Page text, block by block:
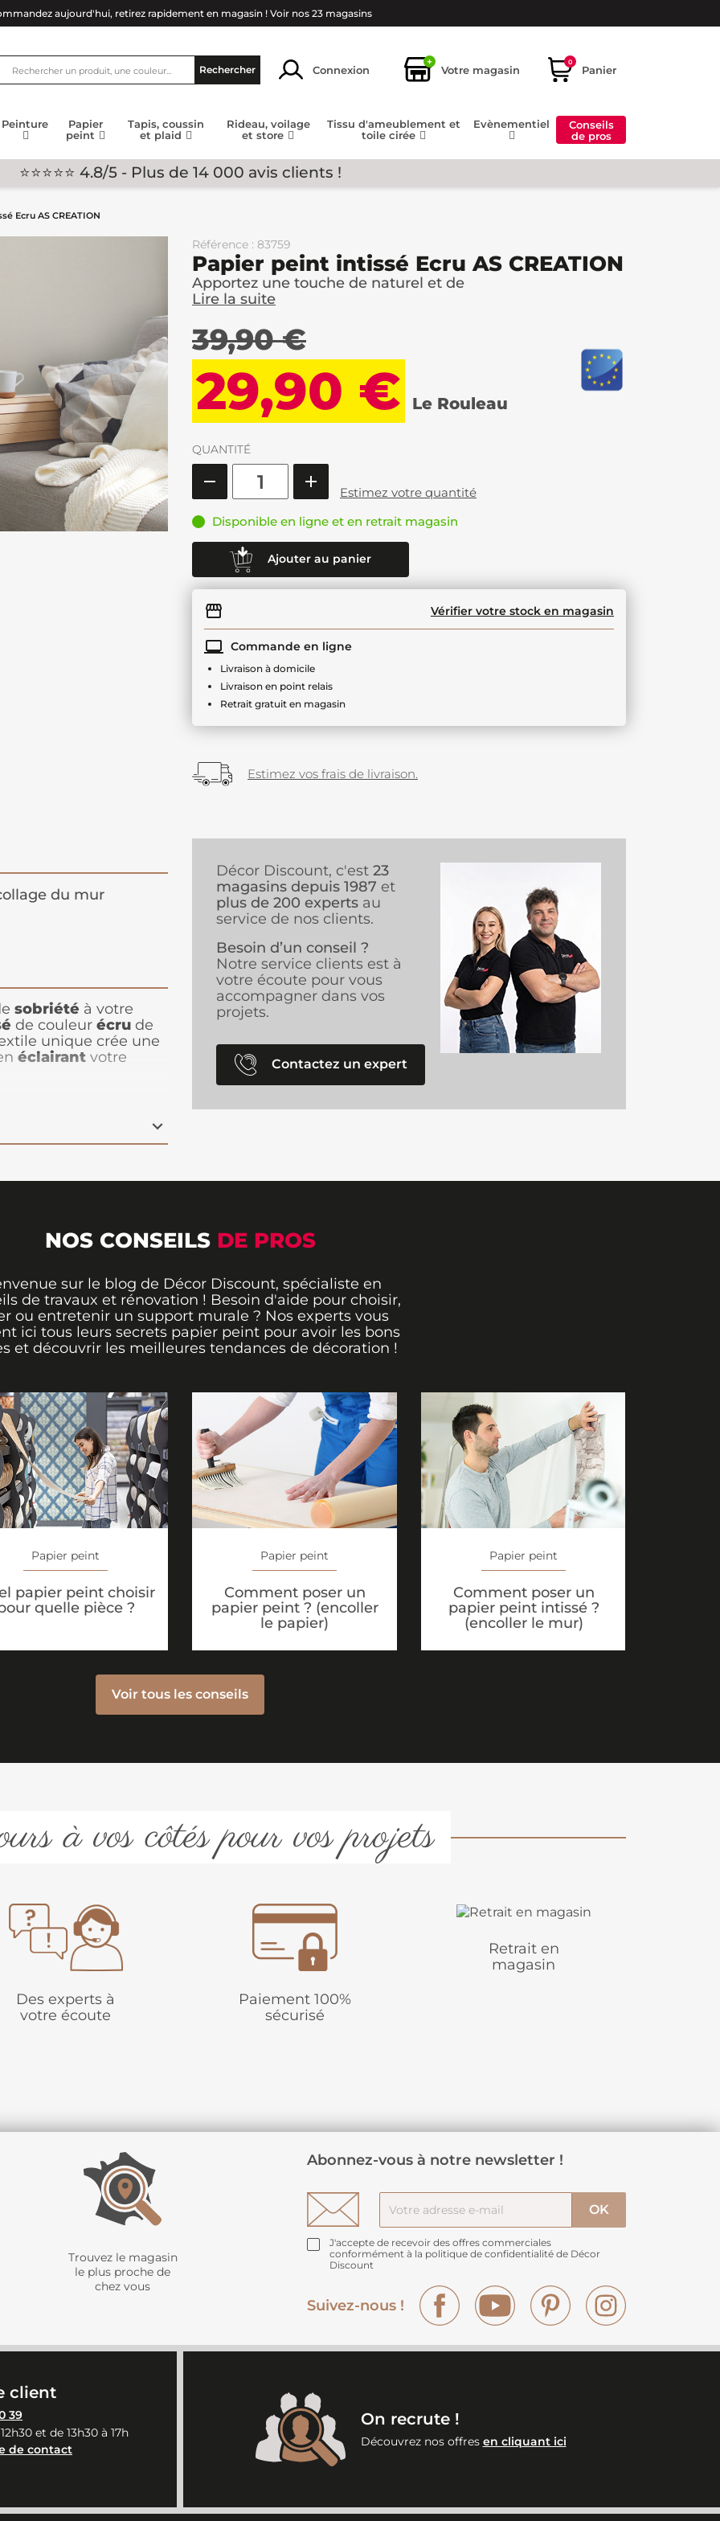
aujourd'hui, retirez rapidement en magasin ! Voir nos 23 magasins
Rechercher Connexion
+
Votre magasin
0
Panier
Peinture
Papier
peint
Tapis, coussin
et plaid
Rideau, voilage
et store
Tissu d'ameublement et
toile cirée
Evènementiel
Conseils
de pros
⭐⭐⭐⭐⭐ 4.8/5 - Plus de 14 000 avis clients !
Ecru AS CREATION
Référence : 83759
Papier peint intissé Ecru AS CREATION
Apportez une touche de naturel et de
Lire la suite
39,90 €
29,90 € Le Rouleau
QUANTITÉ
Estimez votre quantité
Disponible en ligne et en retrait magasin
Ajouter au panier
Vérifier votre stock en magasin
Commande en ligne
Livraison à domicile
Livraison en point relais
Retrait gratuit en magasin
Estimez vos frais de livraison.
du mur
sobriété à votre
de couleur écru de
unique crée une
éclairant votre
quelle
Décor Discount, c'est 23
magasins depuis 1987 et
plus de 200 experts au
service de nos clients.
Besoin d’un conseil ?
Notre service clients est à
votre écoute pour vous
accompagner dans vos
projets.
Contactez un expert
NOS CONSEILS DE PROS
sur le blog de Décor Discount, spécialiste en
de travaux et rénovation ! Besoin d'aide pour choisir,
ou entretenir un support murale ? Nos experts vous
ici tous leurs secrets papier peint pour avoir les bons
et découvrir les meilleures tendances de décoration !
Papier peint
papier peint choisir
quelle pièce ?
Papier peint
Comment poser un
papier peint ? (encoller
le papier)
Papier peint
Comment poser un
papier peint intissé ?
(encoller le mur)
Voir tous les conseils
à vos côtés pour vos projets
Des experts à
votre écoute
Paiement 100%
sécurisé
Retrait en
magasin
Trouvez le magasin
le plus proche de
chez vous
Abonnez-vous à notre newsletter !
J'accepte de recevoir des offres commerciales
conformément à la politique de confidentialité de Décor
Discount
Suivez-nous !
Facebook YouTube Pinterest
client
39
et de 13h30 à 17h
de contact
On recrute !
Découvrez nos offres en cliquant ici